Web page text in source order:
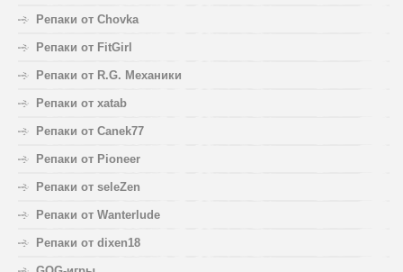
Репаки от Chovka
Репаки от FitGirl
Репаки от R.G. Механики
Репаки от xatab
Репаки от Canek77
Репаки от Pioneer
Репаки от seleZen
Репаки от Wanterlude
Репаки от dixen18